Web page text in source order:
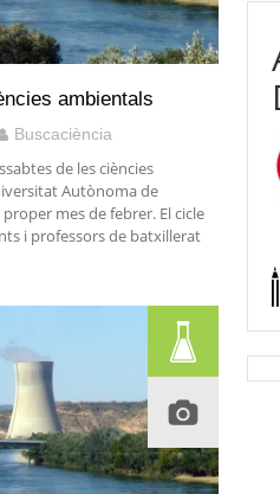
ambientals
Buscaciència
de les ciències
Autònoma de
mes de febrer. El cicle
i professors de batxillerat